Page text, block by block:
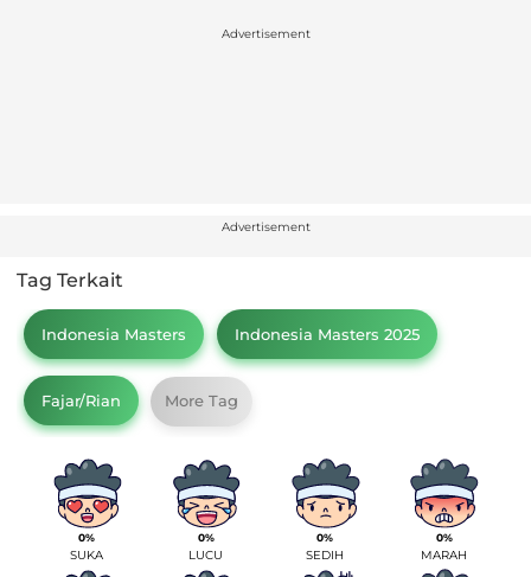
Advertisement
Advertisement
Tag Terkait
Indonesia Masters Indonesia Masters 2025
Fajar/Rian More Tag
0%
SUKA
0%
LUCU
0%
SEDIH
0%
MARAH